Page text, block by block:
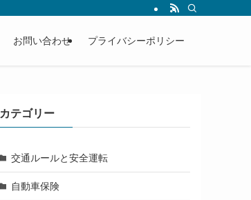
お問い合わせ プライバシーポリシー
カテゴリー
交通ルールと安全運転
自動車保険